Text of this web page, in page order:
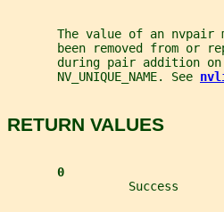
The value of an nvpair
been removed from or
during pair addition
       NV_UNIQUE_NAME. See
RETURN VALUES
0
                 Success